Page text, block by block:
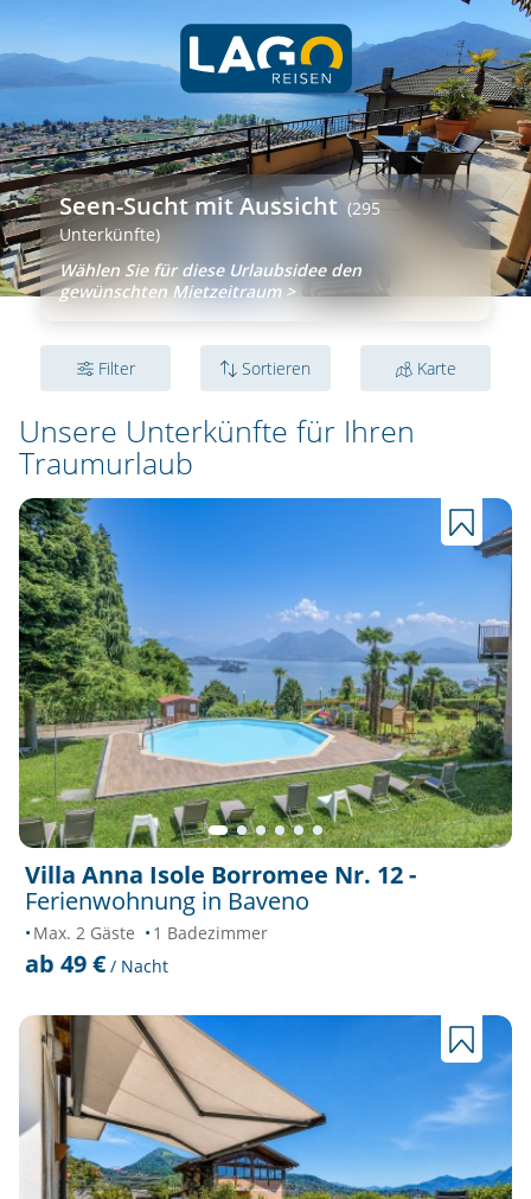
Seen-Sucht mit Aussicht (295
Unterkünfte)
Wählen Sie für diese Urlaubsidee den
gewünschten Mietzeitraum >
Filter Sortieren Karte
Unsere Unterkünfte für Ihren
Traumurlaub
Villa Anna Isole Borromee Nr. 12 -
Ferienwohnung in Baveno
Max. 2 Gäste 1 Badezimmer
ab 49 € / Nacht